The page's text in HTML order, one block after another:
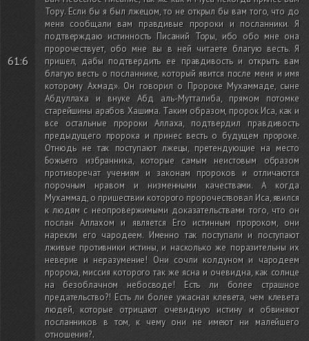
61:6
Тору. Если бы я был лжецом, то не открыл бы вам того, что до
меня сообщали вам правдивые пророки и посланники. Я
подтверждаю истинность Писаний Торы, ибо обо мне она
пророчествует, обо мне вы в ней читаете благую весть. Я
пришел, дабы подтвердить ее правдивость и открыть вам
благую весть о посланнике, который явится после меня и имя
которому Ахмад». Он говорил о Пророке Мухаммаде, сыне
Абдуллаха и внуке Абд аль-Мутталиба, прямом потомке
старейшины арабов Хашима. Таким образом, пророк Иса, как и
все остальные пророки Аллаха, подтвердил правдивость
предыдущего пророка и принес весть о будущем пророке.
Отнюдь не так поступают лжецы, претендующие на место
Божьего избранника, которые самым неистовым образом
противоречат учениям и законам пророков и отличаются
порочным нравом и низменными качествами. А когда
Мухаммад, о пришествии которого пророчествовал Иса, явился
к людям с неопровержимыми доказательствами того, что он
послан Аллахом и является Его истинным пророком, они
нарекли его чародеем. Именно так поступали и поступают
лживые противники истины, и насколько же поразительны их
неверие и неразумение! Они сочли колдуном и чародеем
пророка, миссия которого так же ясна и очевидна, как солнце
на безоблачном небосводе! Есть ли более страшное
предательство?! Есть ли более ужасная клевета, чем клевета
людей, которые отрицают очевидную истину и обвиняют
посланников в том, к чему они не имеют ни малейшего
отношения?.